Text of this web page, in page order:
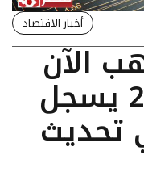
أخبار الاقتصاد
الآن
في مصر: عيار 24 يسجل
تحديث